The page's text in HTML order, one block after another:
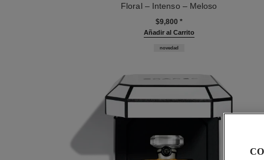
Floral – Intenso – Meloso
$9,800 *
Añadir al Carrito
novedad